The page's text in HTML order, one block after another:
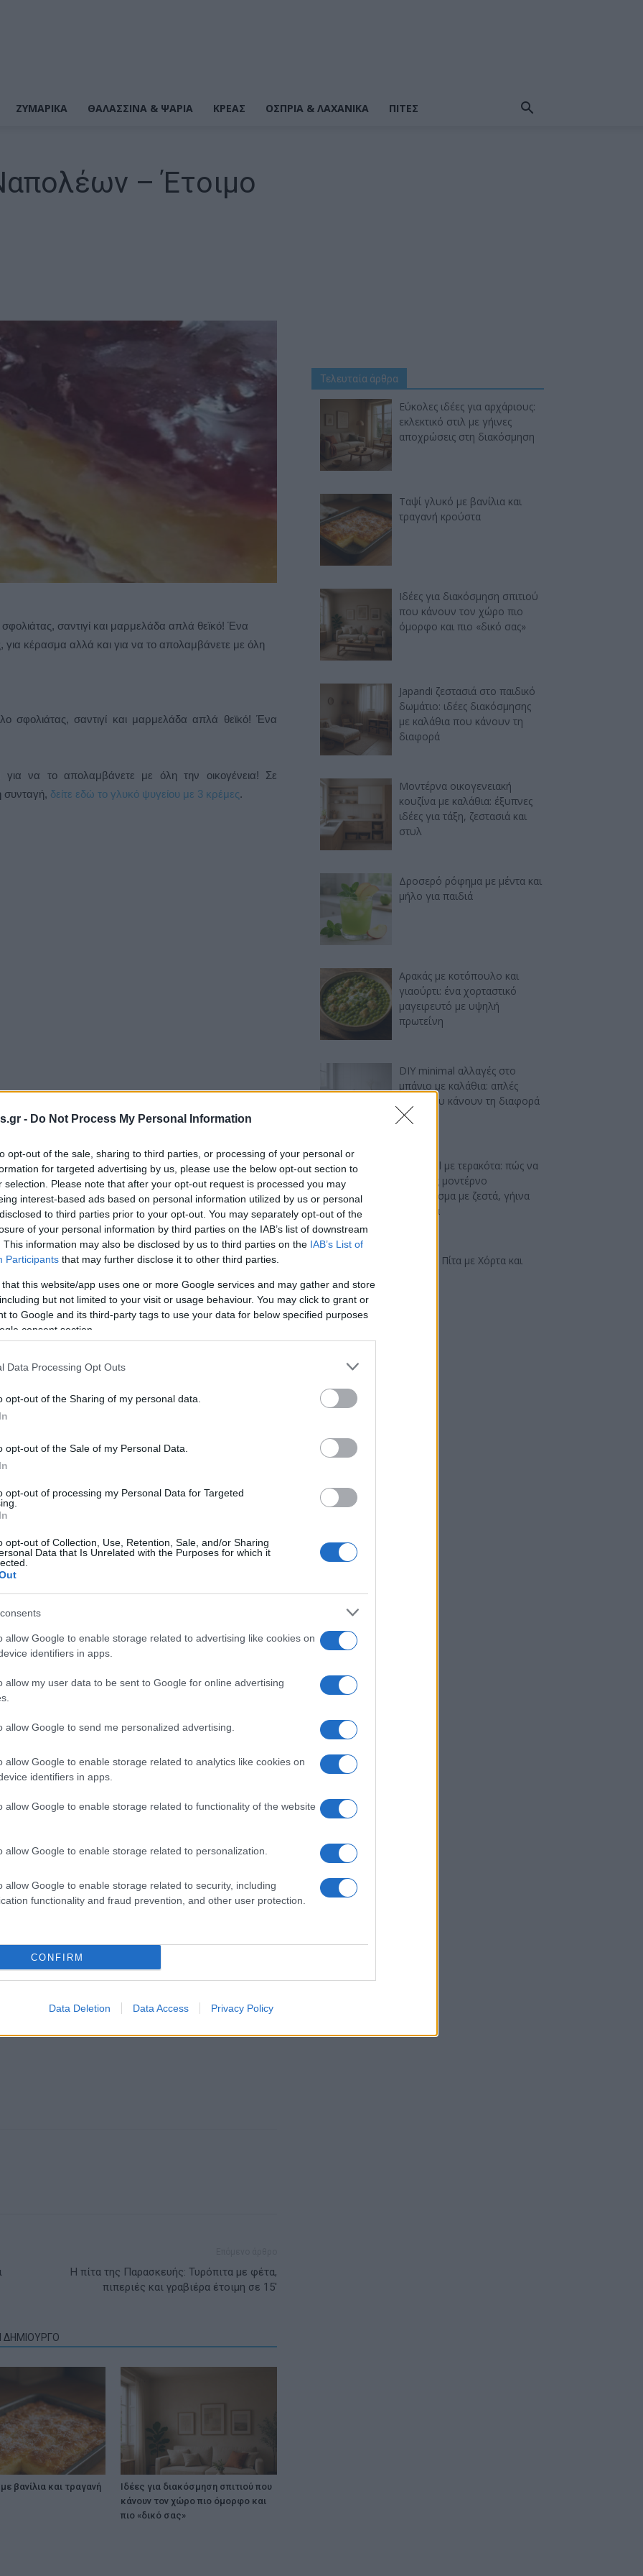
- Do Not Process My Personal Information
opt-out of the sale, sharing to third parties, or processing of your personal or
for targeted advertising by us, please use the below opt-out section to
selection. Please note that after your opt-out request is processed you may
interest-based ads based on personal information utilized by us or personal
to third parties prior to your opt-out. You may separately opt-out of the
of your personal information by third parties on the IAB’s list of downstream
This information may also be disclosed by us to third parties on the IAB’s List of
Participants that may further disclose it to other third parties.
that this website/app uses one or more Google services and may gather and store
but not limited to your visit or usage behaviour. You may click to grant or
to Google and its third-party tags to use your data for below specified purposes
consent section.
Data Processing Opt Outs
opt-out of the Sharing of my personal data.
opt-out of the Sale of my Personal Data.
opt-out of processing my Personal Data for Targeted
opt-out of Collection, Use, Retention, Sale, and/or Sharing
Data that Is Unrelated with the Purposes for which it
allow Google to enable storage related to advertising like cookies on
identifiers in apps.
allow my user data to be sent to Google for online advertising
allow Google to send me personalized advertising.
allow Google to enable storage related to analytics like cookies on
identifiers in apps.
allow Google to enable storage related to functionality of the website
allow Google to enable storage related to personalization.
allow Google to enable storage related to security, including
functionality and fraud prevention, and other user protection.
CONFIRM
Data Deletion Data Access Privacy Policy
ΖΥΜΑΡΙΚΆ ΘΑΛΑΣΣΙΝΆ & ΨΆΡΙΑ ΚΡΕΑΣ ΌΣΠΡΙΑ & ΛΑΧΑΝΙΚΆ ΠΙΤΕΣ
– Έτοιμο
σαντιγί και μαρμελάδα απλά θεϊκό! Ένα
για κέρασμα αλλά και για να το απολαμβάνετε με όλη
σφολιάτας, σαντιγί και μαρμελάδα απλά θεϊκό! Ένα
για να το απολαμβάνετε με όλη την οικογένεια! Σε
συνταγή, δείτε εδώ το γλυκό ψυγείου με 3 κρέμες.
λίγο κόβουμε σε 3 όμοιες λωρίδες αφήνουμε για 20
χτυπάμε τη σαντιγί μας.
βαθμούς μέχρι να πάρει λίγο χρώμα 5 λεπτά περίπου.
κρέμα βανίλιας, σαντιγί και μαρμελάδα
μαρμελάδα, ποτισμένη με λίγο γλάσο.
σε 10 λεπτά
γλυκό; Σας έχουμε το τέλειογλυκό ψυγείουμε πτι μπερ
των μπισκότων
γρ. γάλα,την ζάχαρη και το άνθος αραβοσίτου και
φωτιά μέχρι να πήξει.
κρέμα να κρυώσει, ανακατεύοντας ανά διαστήματα
Garni με 200 γρ γάλα μέχρι να γίνει σαντιγί.
[προαιρετικά αν υπάρχουν παιδιά], βουτάμε τα
να λιώσουν, και τα στρώνουμε στον πάτο ενός
πάνω μια στρώση μπισκότα βουτηγμένα στο γάλα-
με την σαντιγί.
ή τριμμένη σοκολάτα ή ξηρούς καρπούς ή φιλέ
έχουμε να σας προτείνουμε μια άλλη.Δείτε εδώ το
5 ευρώ
με γήινες αποχρώσεις στη διακόσμηση
Η πίτα της Παρασκευής: Τυρόπιτα με φέτα,
πιπεριές και γραβιέρα έτοιμη σε 15′
ΔΗΜΙΟΥΡΓΟ
βανίλια και τραγανή
Ιδέες για διακόσμηση σπιτιού που
κάνουν τον χώρο πιο όμορφο και
πιο «δικό σας»
Τελευταία άρθρα
Εύκολες ιδέες για αρχάριους:
εκλεκτικό στιλ με γήινες
αποχρώσεις στη διακόσμηση
Ταψί γλυκό με βανίλια και
τραγανή κρούστα
Ιδέες για διακόσμηση σπιτιού
που κάνουν τον χώρο πιο
όμορφο και πιο «δικό σας»
Japandi ζεστασιά στο παιδικό
δωμάτιο: ιδέες διακόσμησης
με καλάθια που κάνουν τη
διαφορά
Μοντέρνα οικογενειακή
κουζίνα με καλάθια: έξυπνες
ιδέες για τάξη, ζεστασιά και
στυλ
Δροσερό ρόφημα με μέντα και
μήλο για παιδιά
Αρακάς με κοτόπουλο και
γιαούρτι: ένα χορταστικό
μαγειρευτό με υψηλή
πρωτεΐνη
DIY minimal αλλαγές στο
μπάνιο με καλάθια: απλές
ιδέες που κάνουν τη διαφορά
Industrial με τερακότα: πώς να
πετύχεις μοντέρνο
αποτέλεσμα με ζεστά, γήινα
χρώματα
Ελαφριά Πίτα με Χόρτα και